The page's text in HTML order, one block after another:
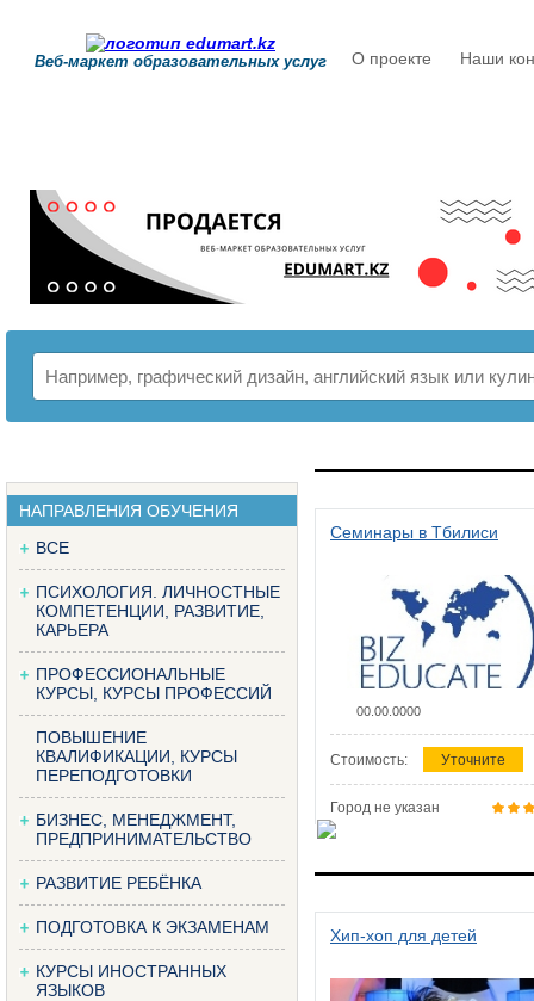
Веб-маркет образовательных услуг О проекте Наши
НАПРАВЛЕНИЯ ОБУЧЕНИЯ
ВСЕ
ПСИХОЛОГИЯ. ЛИЧНОСТНЫЕ
КОМПЕТЕНЦИИ, РАЗВИТИЕ,
КАРЬЕРА
ПРОФЕССИОНАЛЬНЫЕ
КУРСЫ, КУРСЫ ПРОФЕССИЙ
ПОВЫШЕНИЕ
КВАЛИФИКАЦИИ, КУРСЫ
ПЕРЕПОДГОТОВКИ
БИЗНЕС, МЕНЕДЖМЕНТ,
ПРЕДПРИНИМАТЕЛЬСТВО
РАЗВИТИЕ РЕБЁНКА
ПОДГОТОВКА К ЭКЗАМЕНАМ
КУРСЫ ИНОСТРАННЫХ
ЯЗЫКОВ
Семинары в Тбилиси
00.00.0000
Стоимость: Уточните
Город не указан
Хип-хоп для детей